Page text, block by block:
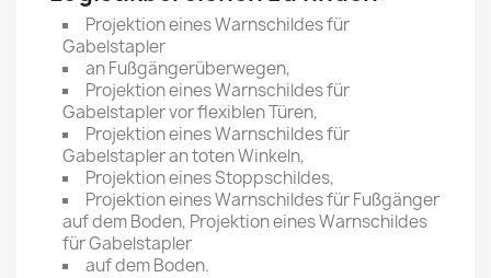
Projektion eines Warnschildes für
Gabelstapler
an Fußgängerüberwegen,
Projektion eines Warnschildes für
Gabelstapler vor flexiblen Türen,
Projektion eines Warnschildes für
Gabelstapler an toten Winkeln,
Projektion eines Stoppschildes,
Projektion eines Warnschildes für Fußgänger
auf dem Boden, Projektion eines Warnschildes
für Gabelstapler
auf dem Boden.